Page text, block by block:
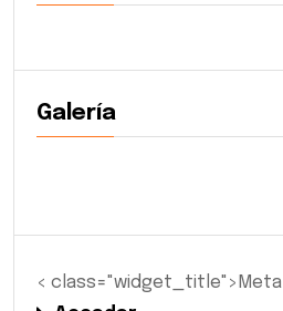
Galería
< class="widget_title">Meta